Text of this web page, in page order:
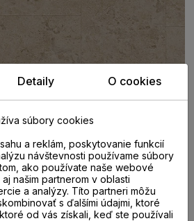
Detaily O cookies
súbory cookies
a reklám, poskytovanie funkcií
návštevnosti používame súbory
ako používate naše webové
našim partnerom v oblasti
a analýzy. Títo partneri môžu
s ďalšími údajmi, ktoré
od vás získali, keď ste používali